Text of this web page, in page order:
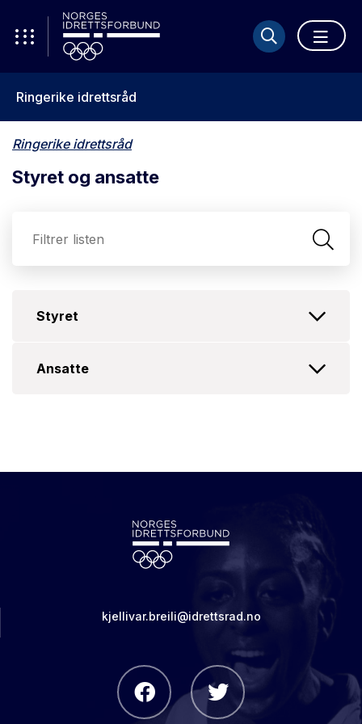
Ringerike idrettsråd
Ringerike idrettsråd
Styret og ansatte
Styret
Ansatte
kjellivar.breili@idrettsrad.no